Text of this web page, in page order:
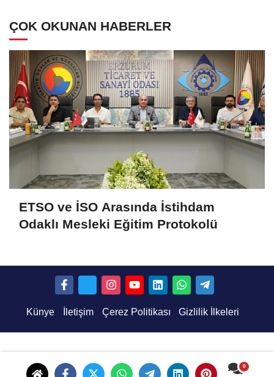
ÇOK OKUNAN HABERLER
ETSO ve İSO Arasında İstihdam
Odaklı Mesleki Eğitim Protokolü
Künye İletişim Çerez Politikası Gizlilik İlkeleri